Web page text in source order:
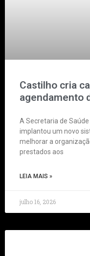
Castilho cria
agendamento
A Secretaria de
implantou um novo
melhorar a
prestados aos
LEIA MAIS »
julho 16, 2026